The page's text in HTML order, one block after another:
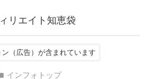
リエイト知恵袋
ン（広告）が含まれています
インフォトップ